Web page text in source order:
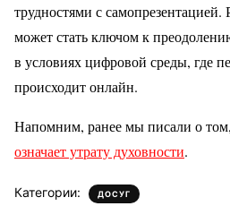
трудностями с самопрезентацией.
может стать ключом к
в условиях цифровой среды, где
происходит онлайн.
Напомним, ранее мы писали о
означает утрату духовности.
Категории: ДОСУГ